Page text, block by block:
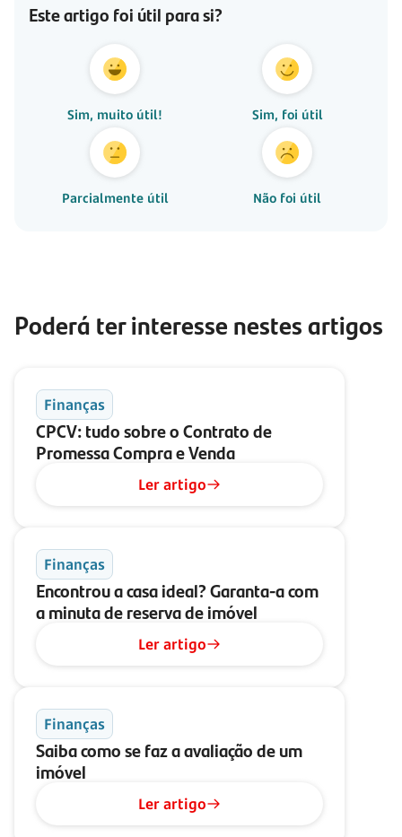
Este artigo foi útil para si?
Sim, muito útil! Sim, foi útil
Parcialmente útil Não foi útil
Poderá ter interesse nestes artigos
Finanças
CPCV: tudo sobre o Contrato de
Promessa Compra e Venda
Ler artigo
Finanças
Encontrou a casa ideal? Garanta-a com
a minuta de reserva de imóvel
Ler artigo
Finanças
Saiba como se faz a avaliação de um
imóvel
Ler artigo